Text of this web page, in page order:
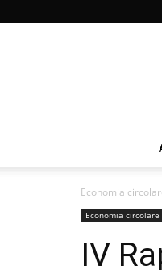
Economia
Economia circolare
IV